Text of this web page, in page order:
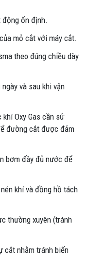
ổn định.
mỏ cắt với máy cắt.
theo đúng chiều dày
và sau khi vận
Oxy Gas cần sử
đường cắt được đảm
bơm đầy đủ nước để
khí và đồng hồ tách
thường xuyên (tránh
cắt nhằm tránh biến